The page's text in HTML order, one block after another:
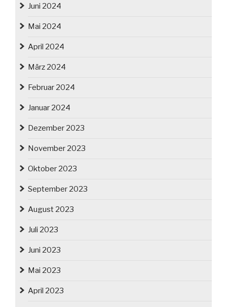
Juni 2024
Mai 2024
April 2024
März 2024
Februar 2024
Januar 2024
Dezember 2023
November 2023
Oktober 2023
September 2023
August 2023
Juli 2023
Juni 2023
Mai 2023
April 2023